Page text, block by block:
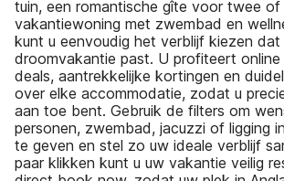
tuin, een romantische gîte voor twee of
vakantiewoning met zwembad en
kunt u eenvoudig het verblijf kiezen dat
droomvakantie past. U profiteert
deals, aantrekkelijke kortingen en
over elke accommodatie, zodat u
aan toe bent. Gebruik de filters om
personen, zwembad, jacuzzi of ligging
te geven en stel zo uw ideale verblijf
paar klikken kunt u uw vakantie veilig